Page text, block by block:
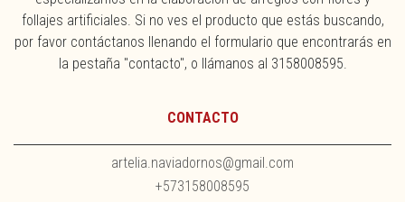
follajes artificiales. Si no ves el producto que estás buscando,
por favor contáctanos llenando el formulario que encontrarás en
la pestaña "contacto", o llámanos al 3158008595.
CONTACTO
artelia.naviadornos@gmail.com
+573158008595